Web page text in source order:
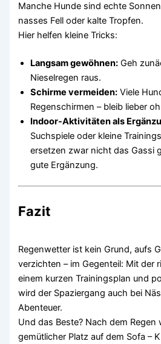
Manche Hunde sind echte
nasses Fell oder kalte Tropfen.
Hier helfen kleine Tricks:
Langsam gewöhnen: Geh
Nieselregen raus.
Schirme vermeiden: Viele
Regenschirmen – bleib lieber
Indoor-Aktivitäten als
Suchspiele oder kleine
ersetzen zwar nicht das Gassi
gute Ergänzung.
Fazit
Regenwetter ist kein Grund, aufs
verzichten – im Gegenteil: Mit der
einem kurzen Trainingsplan und
wird der Spaziergang auch bei
Abenteuer.
Und das Beste? Nach dem Regen
gemütlicher Platz auf dem Sofa –